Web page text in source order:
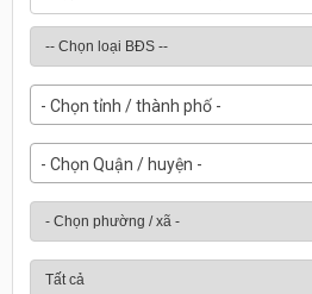
- Chọn tỉnh / thành phố -
- Chọn Quận / huyện -